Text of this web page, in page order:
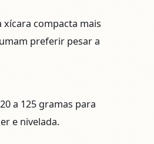
compacta mais
preferir pesar a
a 125 gramas para
e nivelada.